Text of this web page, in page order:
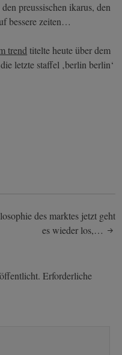
preussischen ikarus, den
bessere zeiten…
trend titelte heute über dem
letzte staffel ‚berlin berlin‘
des marktes jetzt geht
es wieder los,…
Erforderliche